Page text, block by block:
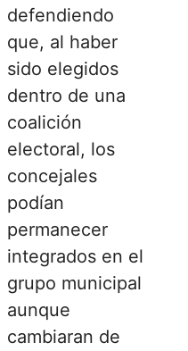
defendiendo
que, al haber
sido elegidos
dentro de una
coalición
electoral, los
concejales
podían
permanecer
integrados en el
grupo municipal
aunque
cambiaran de